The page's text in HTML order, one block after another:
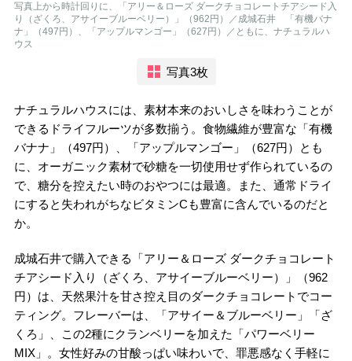
写真上から時計回りに、「アリー＆ローズ ダークチョコレートチアシード入
り（ざくろ、アサイーブルーベリー）」（962円）／成城石井 「有機バナ
ナ」（497円）、「アップルマンゴー」（627円）／ともに、ナチュラルハ
ウス
写真3枚
ナチュラルハウスには、素材本来のおいしさを味わうことが
できるドライフルーツが多数揃う。食物繊維が豊富な「有機
バナナ」（497円）、「アップルマンゴー」（627円）とも
に、オーガニック素材で砂糖を一切使用せず作られているの
で、糖分を控えたい時のおやつには最適。また、通常ドライ
にすると失われがちなビタミンCも豊富に含んでいるのだと
か。
成城石井で購入できる「アリー＆ローズ ダークチョコレート
チアシード入り（ざくろ、アサイーブルーベリー）」（962
円）は、天然果汁を甘さ控え目のダークチョコレートでコー
ティング。フレーバーは、「アサイー＆ブルーベリー」「ざ
くろ」、この2種にクランベリーを加えた「パワーベリー
MIX」。女性好みの甘酸っぱい味わいで、罪悪感なく手軽に